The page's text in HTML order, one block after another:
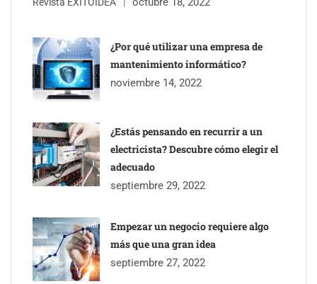
Revista ÉXITOIDEA
¿Por qué utilizar una empresa de
mantenimiento informático?
noviembre 14, 2022
¿Estás pensando en recurrir a un
electricista? Descubre cómo elegir el
adecuado
septiembre 29, 2022
Empezar un negocio requiere algo
más que una gran idea
septiembre 27, 2022